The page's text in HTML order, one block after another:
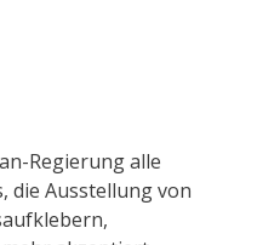
Regierung alle
die Ausstellung von